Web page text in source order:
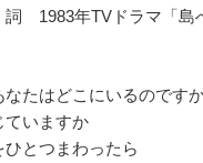
1983年TVドラマ「島
たはどこにいるのです
ていますか
とつまわったら